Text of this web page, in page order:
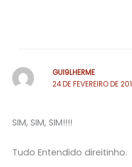
GUI9LHERME
24 DE FEVEREIRO DE
SIM, SIM, SIM!!!!
Tudo Entendido direitinho.